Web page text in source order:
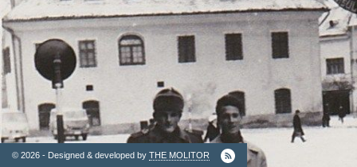
Ordinul
Arhitectilor
© 2026 - Designed & developed by THE MOLITOR